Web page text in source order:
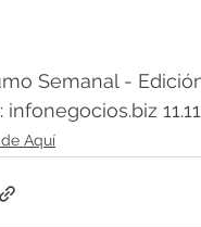
Semanal -
infonegocios.biz
Aquí